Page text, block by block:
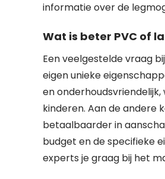
informatie over de
Wat is beter PVC of
Een veelgestelde vraag
eigen unieke
en
kinderen. Aan de andere
betaalbaarder in
budget en de specifieke
experts je graag bij het